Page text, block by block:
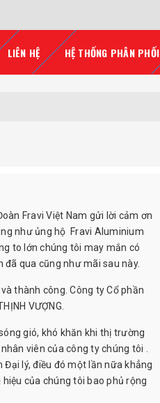
LIÊN HỆ HỆ THỐNG PHÂN PHỐI
Fravi Việt Nam gửi lời cảm ơn
như ủng hộ Fravi Aluminium
to lớn chúng tôi may mắn có
qua cũng như mãi sau này.
thành công. Công ty Cổ phần
VƯỢNG.
gió, khó khăn khi thị trường
viên của công ty chúng tôi .
lý, điều đó một lần nữa khẳng
của chúng tôi bao phủ rộng